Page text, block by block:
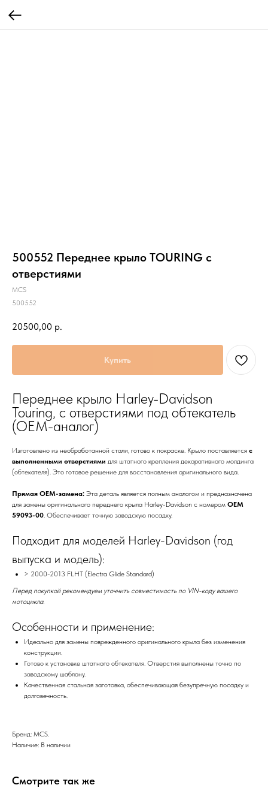
500552 Переднее крыло TOURING с
отверстиями
MCS
500552
20500,00 р.
Купить
Переднее крыло Harley-Davidson
Touring, с отверстиями под обтекатель
(OEM-аналог)
Изготовлено из необработанной стали, готово к покраске. Крыло поставляется с
выполненными отверстиями для штатного крепления декоративного молдинга
(обтекателя). Это готовое решение для восстановления оригинального вида.
Прямая OEM-замена: Эта деталь является полным аналогом и предназначена
для замены оригинального переднего крыла Harley-Davidson с номером OEM
59093-00. Обеспечивает точную заводскую посадку.
Подходит для моделей Harley-Davidson (год
выпуска и модель):
> 2000-2013 FLHT (Electra Glide Standard)
Перед покупкой рекомендуем уточнить совместимость по VIN-коду вашего
мотоцикла.
Особенности и применение:
Идеально для замены поврежденного оригинального крыла без изменения
конструкции.
Готово к установке штатного обтекателя. Отверстия выполнены точно по
заводскому шаблону.
Качественная стальная заготовка, обеспечивающая безупречную посадку и
долговечность.
Бренд: MCS.
Наличие: В наличии
Смотрите так же